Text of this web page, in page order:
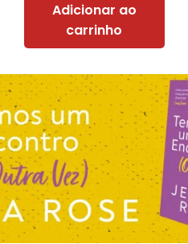
Adicionar ao
carrinho